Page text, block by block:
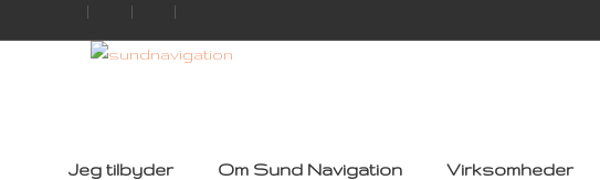
Jeg tilbyder Om Sund Navigation Virksomheder